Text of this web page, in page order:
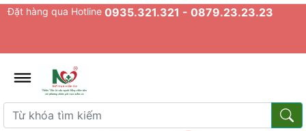
Đặt hàng qua Hotline 0935.321.321 - 0879.23.23.23
Từ khóa tìm kiếm
Từ